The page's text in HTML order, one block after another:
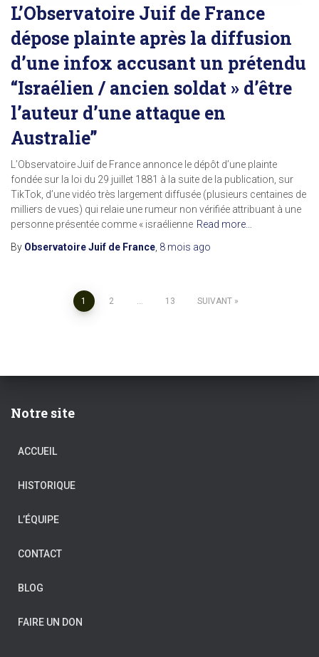
L’Observatoire Juif de France
dépose plainte après la diffusion
d’une infox accusant un prétendu
“Israélien / ancien soldat » d’être
l’auteur d’une attaque en
Australie”
L’Observatoire Juif de France annonce le dépôt d’une plainte
fondée sur la loi du 29 juillet 1881 à la suite de la publication, sur
TikTok, d’une vidéo très largement diffusée (plusieurs centaines de
milliers de vues) qui relaie une rumeur non vérifiée attribuant à une
personne présentée comme « israélienne Read more…
By Observatoire Juif de France 8 mois ago
Pagination
1 2 13 SUIVANT
Notre site
ACCUEIL
HISTORIQUE
L’ÉQUIPE
CONTACT
BLOG
FAIRE UN DON